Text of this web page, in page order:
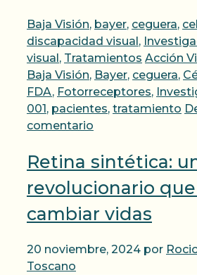
Categorías
Baja Visión, bayer, ceguera,
discapacidad visual,
visual, Tratamientos Acción
Baja Visión, Bayer, ceguera,
FDA, Fotorreceptores,
001, pacientes, tratamiento
comentario
Retina sintética:
revolucionario
cambiar vidas
20 noviembre, 2024 por
Toscano